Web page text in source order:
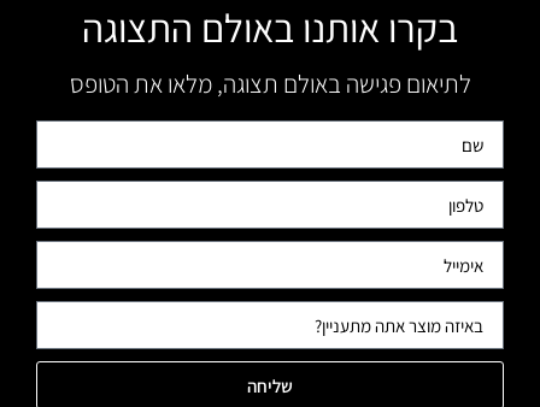
בקרו אותנו באולם התצוגה
לתיאום פגישה באולם תצוגה, מלאו את הטופס
שליחה